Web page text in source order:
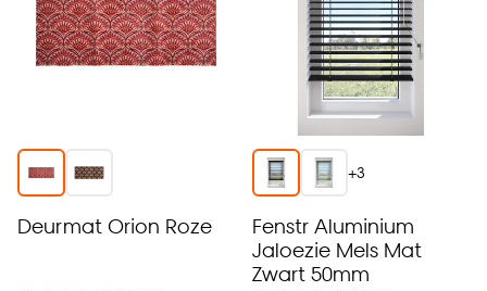
Deurmat Orion Roze
+3
Fenstr Aluminium
Jaloezie Mels Mat
Zwart 50mm